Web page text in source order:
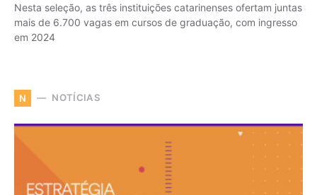
Nesta seleção, as três instituições catarinenses ofertam juntas
mais de 6.700 vagas em cursos de graduação, com ingresso
em 2024
N NOTÍCIAS